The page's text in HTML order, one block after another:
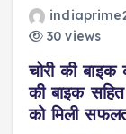
30 views
चोरी की
की बाइक
को मिली